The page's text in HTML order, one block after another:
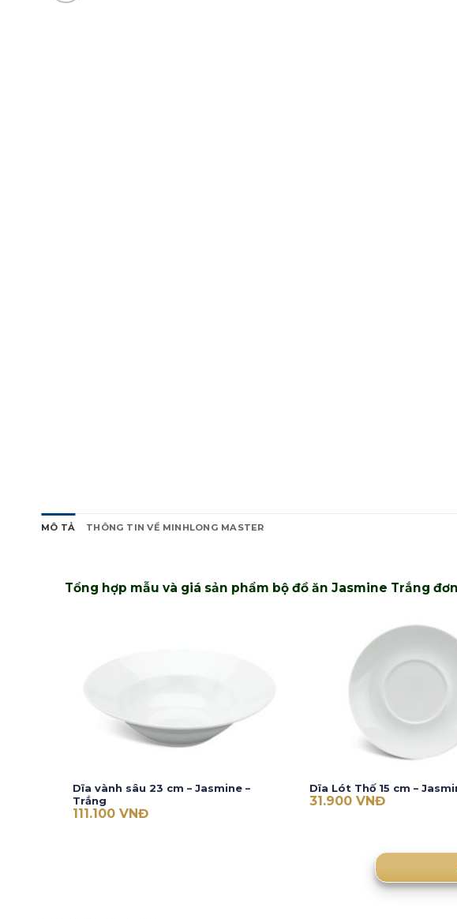
MÔ TẢ THÔNG TIN VỀ MINHLONG MASTER
Tổng hợp mẫu và giá sản phẩm bộ đồ ăn Jasmine Trắng
Dĩa vành sâu 23 cm – Jasmine –
Trắng
111.100 VNĐ
Dĩa Lót Thố 15 cm –
31.900 VNĐ